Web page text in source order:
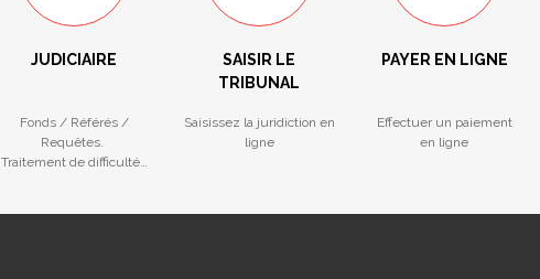
JUDICIAIRE
Fonds / Référés /
Requêtes.
Traitement de difficultés
SAISIR LE
TRIBUNAL
Saisissez la juridiction en
ligne
PAYER EN LIGNE
Effectuer un paiement
en ligne